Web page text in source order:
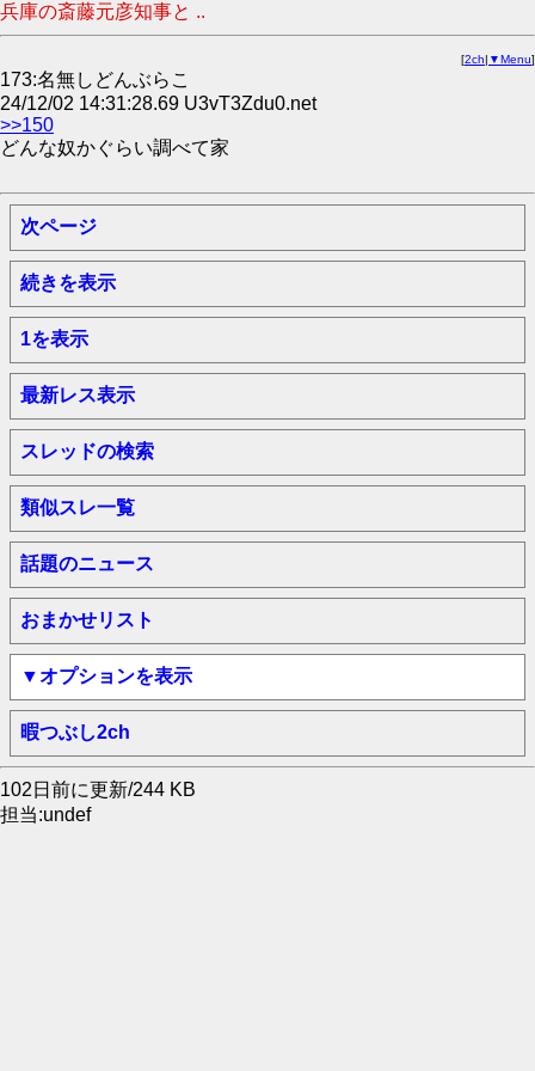
兵庫の斎藤元彦知事と ..
[2ch| ▼Menu]
173:名無しどんぶらこ
24/12/02 14:31:28.69 U3vT3Zdu0.net
>>150
どんな奴かぐらい調べて家
次ページ
続きを表示
1を表示
最新レス表示
スレッドの検索
類似スレ一覧
話題のニュース
おまかせリスト
▼オプションを表示
暇つぶし2ch
102日前に更新/244 KB
担当:undef